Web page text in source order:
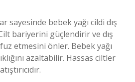
sayesinde bebek yağı cildi dış
bariyerini güçlendirir ve dış
etmesini önler. Bebek yağı
azaltabilir. Hassas ciltler